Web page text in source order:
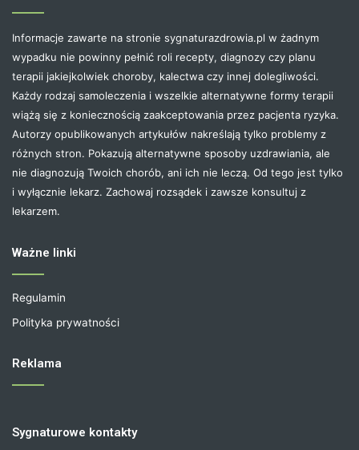
Informacje zawarte na stronie sygnaturazdrowia.pl w żadnym
wypadku nie powinny pełnić roli recepty, diagnozy czy planu
terapii jakiejkolwiek choroby, kalectwa czy innej dolegliwości.
Każdy rodzaj samoleczenia i wszelkie alternatywne formy terapii
wiążą się z koniecznością zaakceptowania przez pacjenta ryzyka.
Autorzy opublikowanych artykułów nakreślają tylko problemy z
różnych stron. Pokazują alternatywne sposoby uzdrawiania, ale
nie diagnozują Twoich chorób, ani ich nie leczą. Od tego jest tylko
i wyłącznie lekarz. Zachowaj rozsądek i zawsze konsultuj z
lekarzem.
Ważne linki
Regulamin
Polityka prywatności
Reklama
Sygnaturowe kontakty